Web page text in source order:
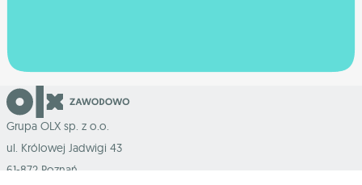
Grupa OLX sp. z o.o.
ul. Królowej Jadwigi 43
61-872 Poznań